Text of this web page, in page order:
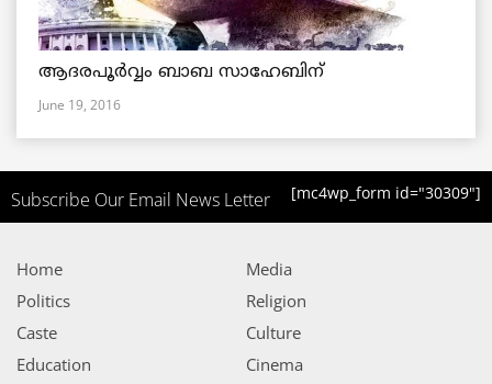
ആദരപൂര്‍വ്വം ബാബ സാഹേബിന്
June 19, 2016
Subscribe Our Email News Letter [mc4wp_form id="30309"]
Home
Politics
Caste
Education
Media
Religion
Culture
Cinema